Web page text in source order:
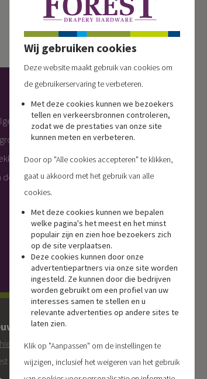
vragen vanuit
In deze lijst kunt u
tot Forest systemen.
Wi-Fi dongel.
om je aan te melden voor de
'On Track' nieuwsbrief.
Wij gebruiken cookies
Deze website maakt gebruik van cookies om
de gebruikerservaring te verbeteren.
Met deze cookies kunnen we bezoekers
tellen en verkeersbronnen controleren,
zodat we de prestaties van onze site
kunnen meten en verbeteren.
Door op "Alle cookies accepteren" te klikken,
gaat u akkoord met het gebruik van alle
cookies.
Met deze cookies kunnen we bepalen
welke pagina's het meest en het minst
populair zijn en zien hoe bezoekers zich
op de site verplaatsen.
Deze cookies kunnen door onze
advertentiepartners via onze site worden
ingesteld. Ze kunnen door die bedrijven
worden gebruikt om een profiel van uw
interesses samen te stellen en u
relevante advertenties op andere sites te
laten zien.
Klik op "Aanpassen" om de instellingen te
wijzigen, inclusief het weigeren van het gebruik